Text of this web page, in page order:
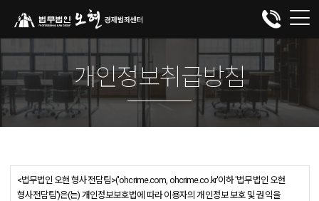
개인정보취급방침
<법무법인 오현 형사전담팀>('ohcrime.com, ohcrime.co.kr'이하 '법무법인 오현
형사전담팀')은(는) 개인정보보호법에 따라 이용자의 개인정보 보호 및 권익을